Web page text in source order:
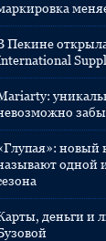
Пекине
новый
одной
деньги и